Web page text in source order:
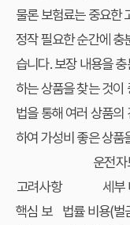
물론 보험료는 중요한
정작 필요한 순간에 충
습니다. 보장 내용을
하는 상품을 찾는 것이
법을 통해 여러 상품의
하여 가성비 좋은 상품
운전
고려사항
세부
핵심 보
법률 비용(벌